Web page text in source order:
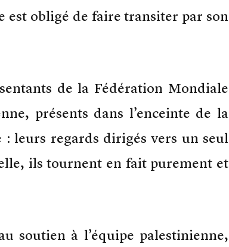
est obligé de faire transiter par son
de la Fédération Mondiale
présents dans l’enceinte de la
leurs regards dirigés vers un seul
ils tournent en fait purement et
soutien à l’équipe palestinienne,